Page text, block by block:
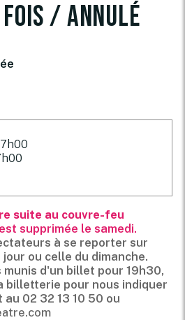
/ ANNULÉ
suite au couvre-feu
supprimée le samedi.
à se reporter sur
ou celle du dimanche.
d'un billet pour 19h30,
billetterie pour nous indiquer
au 02 32 13 10 50 ou